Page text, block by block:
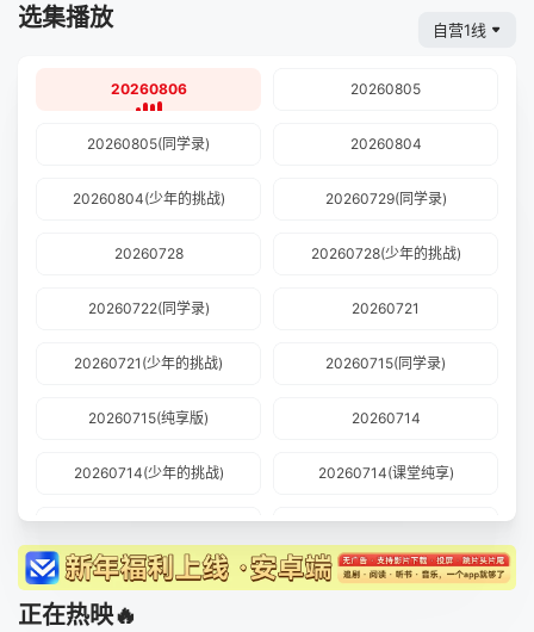
选集播放 自营1线
20260806 20260805
20260805(同学录) 20260804
20260804(少年的挑战) 20260729(同学录)
20260728 20260728(少年的挑战)
20260722(同学录) 20260721
20260721(少年的挑战) 20260715(同学录)
20260715(纯享版) 20260714
20260714(少年的挑战) 20260714(课堂纯享)
20260710(课堂纯享) 20260709(合宿纯享)
20260708(同学录) 20260708(纯享版)
正在热映🔥